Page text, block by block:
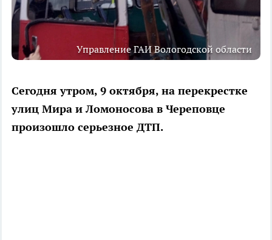
Управление ГАИ Вологодской области
Сегодня утром, 9 октября, на перекрестке
улиц Мира и Ломоносова в Череповце
произошло серьезное ДТП.